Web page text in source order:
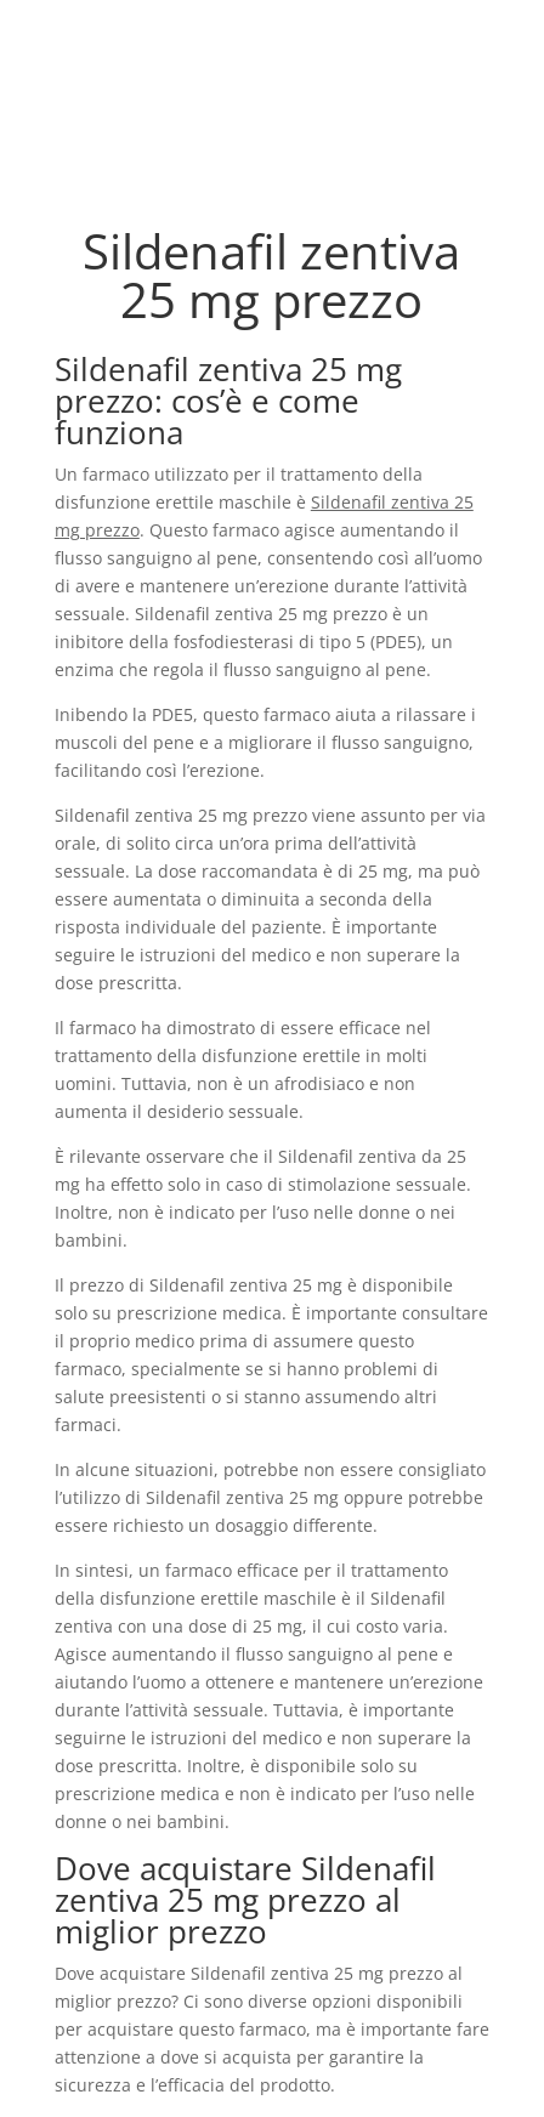
Sildenafil zentiva
25 mg prezzo
Sildenafil zentiva 25 mg
prezzo: cos’è e come
funziona
Un farmaco utilizzato per il trattamento della
disfunzione erettile maschile è Sildenafil zentiva 25
mg prezzo. Questo farmaco agisce aumentando il
flusso sanguigno al pene, consentendo così all’uomo
di avere e mantenere un’erezione durante l’attività
sessuale. Sildenafil zentiva 25 mg prezzo è un
inibitore della fosfodiesterasi di tipo 5 (PDE5), un
enzima che regola il flusso sanguigno al pene.
Inibendo la PDE5, questo farmaco aiuta a rilassare i
muscoli del pene e a migliorare il flusso sanguigno,
facilitando così l’erezione.
Sildenafil zentiva 25 mg prezzo viene assunto per via
orale, di solito circa un’ora prima dell’attività
sessuale. La dose raccomandata è di 25 mg, ma può
essere aumentata o diminuita a seconda della
risposta individuale del paziente. È importante
seguire le istruzioni del medico e non superare la
dose prescritta.
Il farmaco ha dimostrato di essere efficace nel
trattamento della disfunzione erettile in molti
uomini. Tuttavia, non è un afrodisiaco e non
aumenta il desiderio sessuale.
È rilevante osservare che il Sildenafil zentiva da 25
mg ha effetto solo in caso di stimolazione sessuale.
Inoltre, non è indicato per l’uso nelle donne o nei
bambini.
Il prezzo di Sildenafil zentiva 25 mg è disponibile
solo su prescrizione medica. È importante consultare
il proprio medico prima di assumere questo
farmaco, specialmente se si hanno problemi di
salute preesistenti o si stanno assumendo altri
farmaci.
In alcune situazioni, potrebbe non essere consigliato
l’utilizzo di Sildenafil zentiva 25 mg oppure potrebbe
essere richiesto un dosaggio differente.
In sintesi, un farmaco efficace per il trattamento
della disfunzione erettile maschile è il Sildenafil
zentiva con una dose di 25 mg, il cui costo varia.
Agisce aumentando il flusso sanguigno al pene e
aiutando l’uomo a ottenere e mantenere un’erezione
durante l’attività sessuale. Tuttavia, è importante
seguirne le istruzioni del medico e non superare la
dose prescritta. Inoltre, è disponibile solo su
prescrizione medica e non è indicato per l’uso nelle
donne o nei bambini.
Dove acquistare Sildenafil
zentiva 25 mg prezzo al
miglior prezzo
Dove acquistare Sildenafil zentiva 25 mg prezzo al
miglior prezzo? Ci sono diverse opzioni disponibili
per acquistare questo farmaco, ma è importante fare
attenzione a dove si acquista per garantire la
sicurezza e l’efficacia del prodotto.